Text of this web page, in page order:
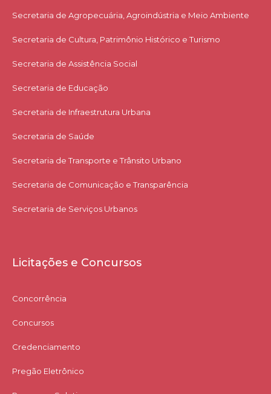
Secretaria de Agropecuária, Agroindústria e Meio Ambiente
Secretaria de Cultura, Patrimônio Histórico e Turismo
Secretaria de Assistência Social
Secretaria de Educação
Secretaria de Infraestrutura Urbana
Secretaria de Saúde
Secretaria de Transporte e Trânsito Urbano
Secretaria de Comunicação e Transparência
Secretaria de Serviços Urbanos
Licitações e Concursos
Concorrência
Concursos
Credenciamento
Pregão Eletrônico